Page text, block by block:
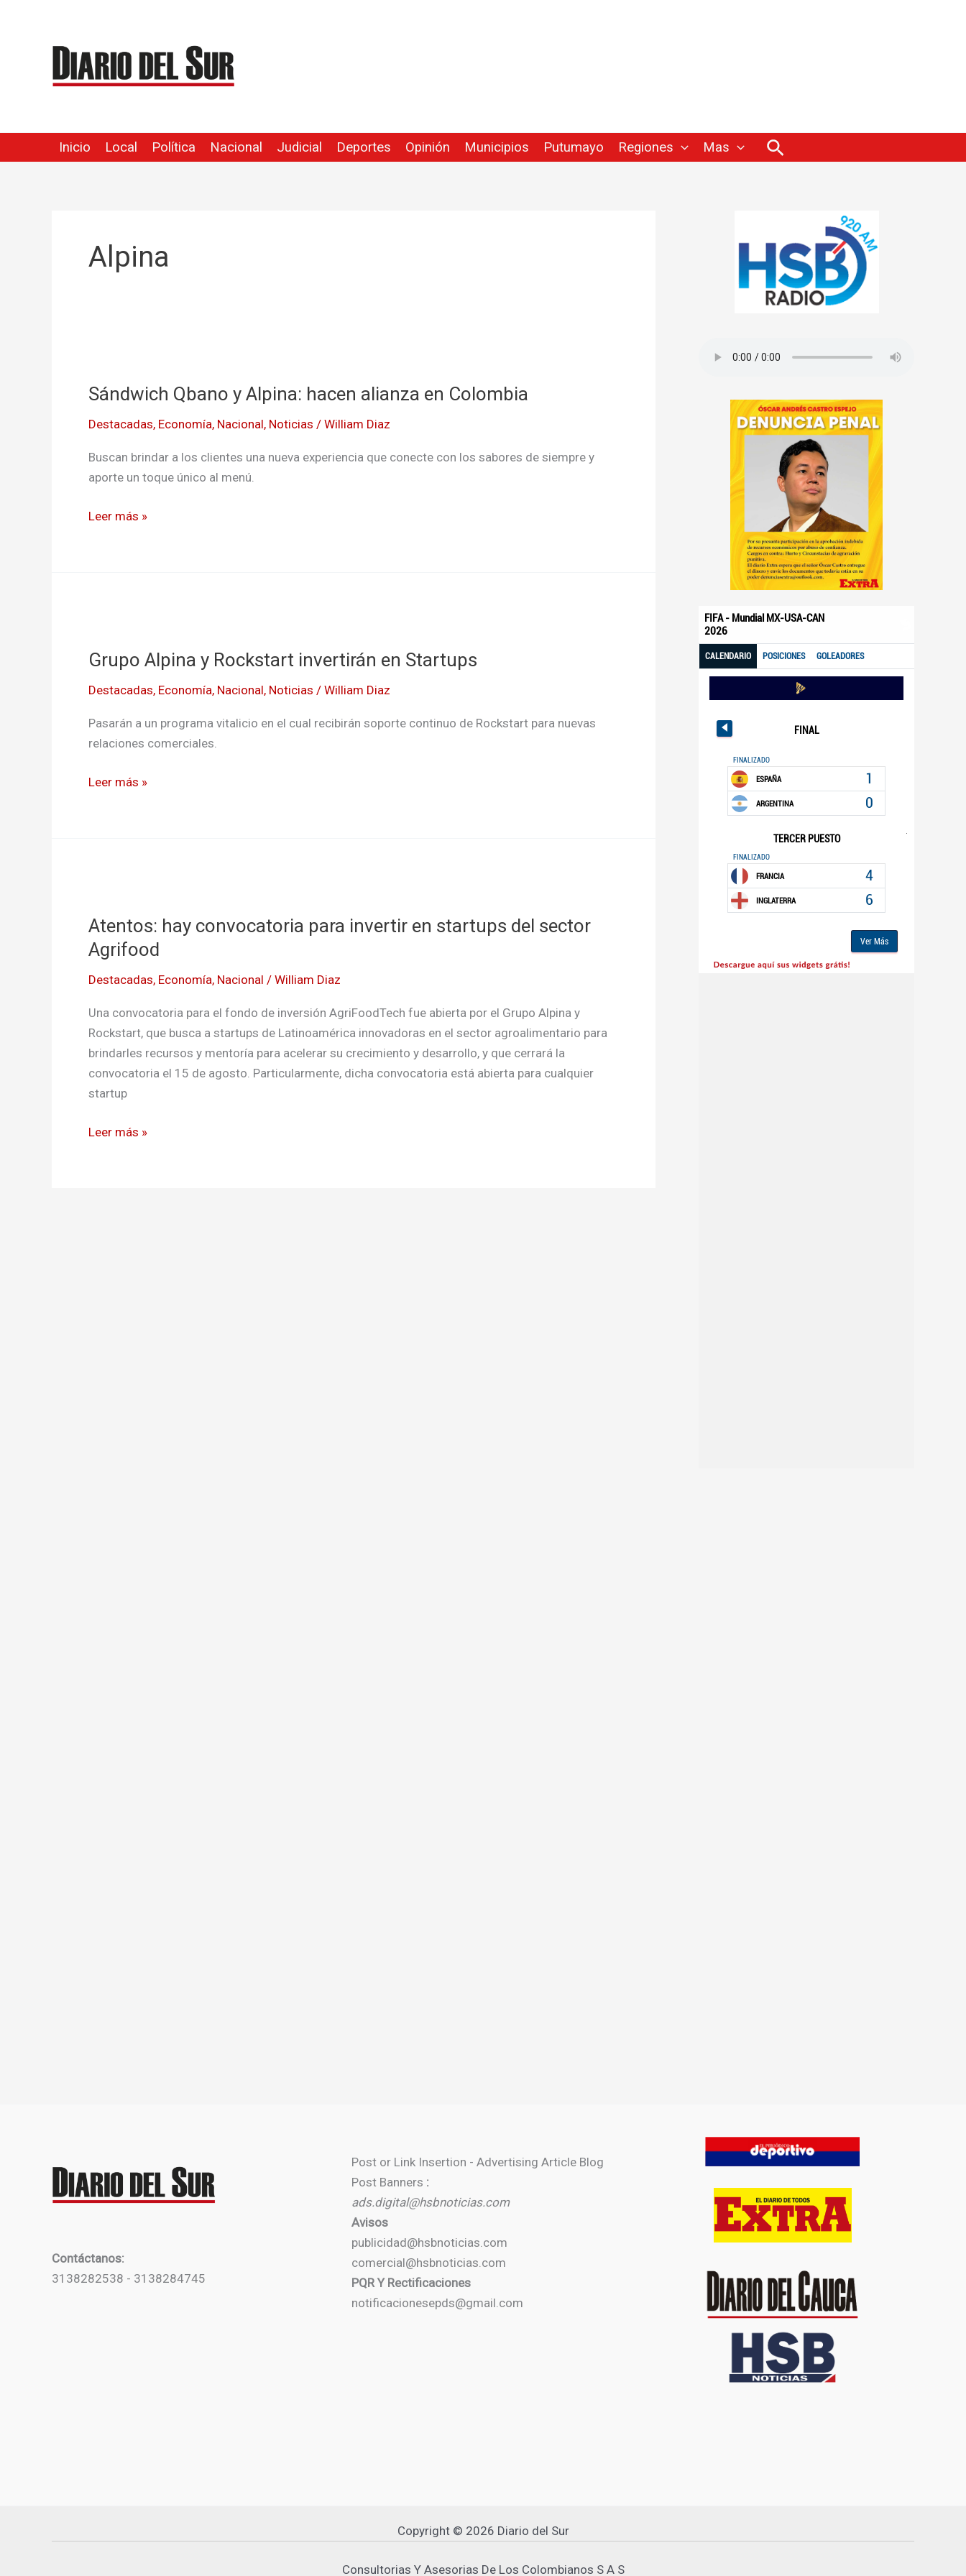
contenido
Inicio Local Política Nacional Judicial Deportes Opinión Municipios Putumayo Regiones Mas Buscar
Alpina
Sándwich Qbano y Alpina: hacen alianza en Colombia
Destacadas, Economía, Nacional, Noticias / William Diaz
Buscan brindar a los clientes una nueva experiencia que conecte con los sabores de siempre y
aporte un toque único al menú.
y
alianza
en
Leer más »
Grupo Alpina y Rockstart invertirán en Startups
Destacadas, Economía, Nacional, Noticias / William Diaz
Pasarán a un programa vitalicio en el cual recibirán soporte continuo de Rockstart para nuevas
relaciones comerciales.
y
en
Startups
Leer más »
Atentos: hay convocatoria para invertir en startups del sector
Agrifood
Destacadas, Economía, Nacional / William Diaz
Una convocatoria para el fondo de inversión AgriFoodTech fue abierta por el Grupo Alpina y
Rockstart, que busca a startups de Latinoamérica innovadoras en el sector agroalimentario para
brindarles recursos y mentoría para acelerar su crecimiento y desarrollo, y que cerrará la
convocatoria el 15 de agosto. Particularmente, dicha convocatoria está abierta para cualquier
startup
convocatoria
para
en
startups
del
sector
Agrifood
Leer más »
Contáctanos:
3138282538 - 3138284745
Post or Link Insertion - Advertising Article Blog
Post Banners :
ads.digital@hsbnoticias.com
Avisos
publicidad@hsbnoticias.com
comercial@hsbnoticias.com
PQR Y Rectificaciones
notificacionesepds@gmail.com
Copyright © 2026 Diario del Sur
Consultorias Y Asesorias De Los Colombianos S A S